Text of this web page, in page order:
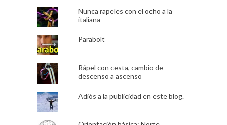
Nunca rapeles con el ocho a la
italiana
Parabolt
Rápel con cesta, cambio de
descenso a ascenso
Adiós a la publicidad en este blog.